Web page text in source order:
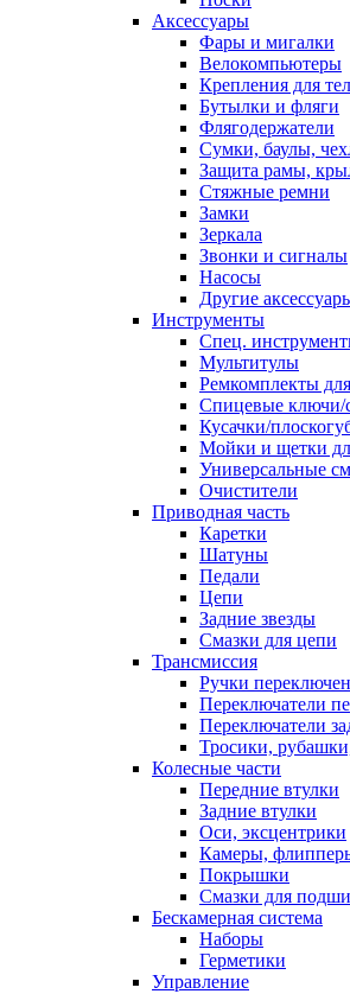
Аксессуары
Фары и мигалки
Велокомпьютеры
Крепления для
Бутылки и фляги
Флягодержатели
Сумки, баулы,
Защита рамы,
Стяжные ремни
Замки
Зеркала
Звонки и сигналы
Насосы
Другие
Инструменты
Спец.
Мультитулы
Ремкомплекты
Спицевые ключи/
Кусачки/
Мойки и щетки
Универсальные
Очистители
Приводная часть
Каретки
Шатуны
Педали
Цепи
Задние звезды
Смазки для цепи
Трансмиссия
Ручки
Переключатели
Переключатели
Тросики,
Колесные части
Передние втулки
Задние втулки
Оси, эксцентрики
Камеры,
Покрышки
Смазки для
Бескамерная система
Наборы
Герметики
Управление